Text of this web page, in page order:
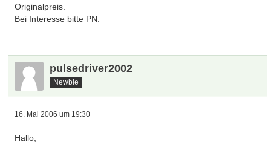
Originalpreis.
Bei Interesse bitte PN.
pulsedriver2002
Newbie
16. Mai 2006 um 19:30
Hallo,